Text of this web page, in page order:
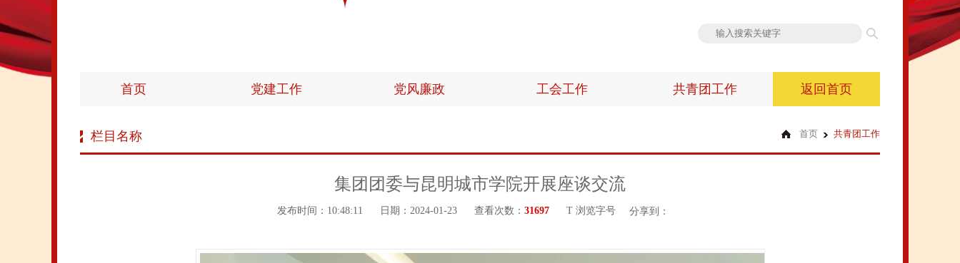
首页 党建工作 党风廉政 工会工作 共青团工作 返回首页
栏目名称 首页 共青团工作
集团团委与昆明城市学院开展座谈交流
发布时间：10:48:11 日期：2024-01-23 查看次数： 31697 T 浏览字号 分享到：